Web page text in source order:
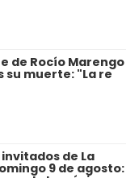
de Rocío Marengo
su muerte: "La re
de La
9 de agosto: